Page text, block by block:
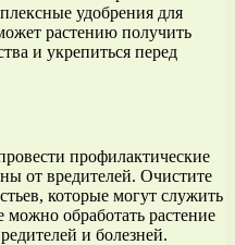
удобрения для
растению получить
и укрепиться перед
профилактические
от вредителей. Очистите
которые могут служить
обработать растение
и болезней.